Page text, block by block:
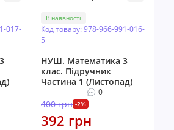
017-
В наявності
Код товару: 978-966-991-016-
5
НУШ. Математика 3
клас. Підручник
Частина 1 (Листопад)
0
400 грн -2%
392 грн